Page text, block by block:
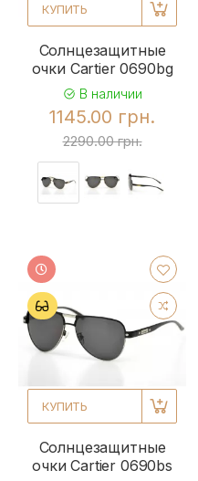
КУПИТЬ
Солнцезащитные
очки Cartier 0690bg
В наличии
1145.00 грн.
2290.00 грн.
КУПИТЬ
Солнцезащитные
очки Cartier 0690bs